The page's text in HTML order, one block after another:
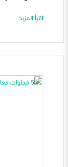
اقرأ المزيد